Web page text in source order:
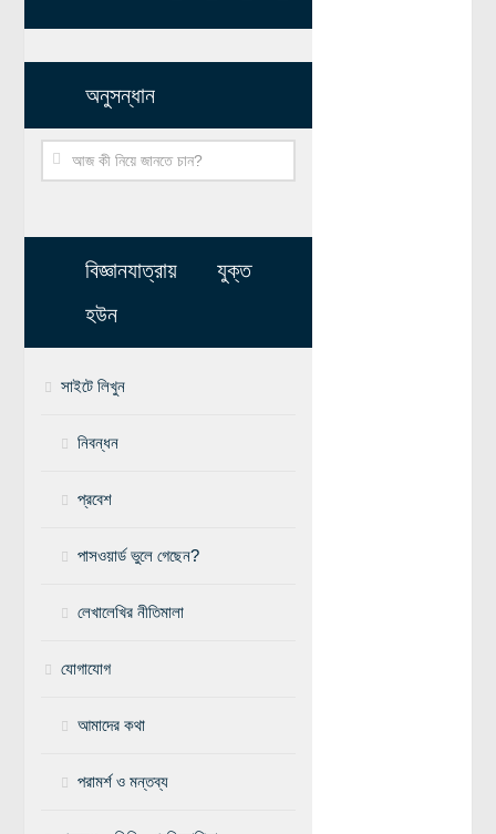
লেখকদের আঙিনা
বিজ্ঞানযাত্রায় লেখা জমা দেয়ার নির্দেশনাসমূহ
তথ্য ও যোগাযোগ
বিজ্ঞানযাত্রা সংবাদ/বিজ্ঞপ্তি
বৈজ্ঞানিক কল্পকাহিনী
আবিষ্কারের গল্প
অনুসন্ধান
বিজ্ঞানযাত্রায় যুক্ত
হউন
সাইটে লিখুন
নিবন্ধন
প্রবেশ
পাসওয়ার্ড ভুলে গেছেন?
লেখালেখির নীতিমালা
যোগাযোগ
আমাদের কথা
পরামর্শ ও মন্তব্য